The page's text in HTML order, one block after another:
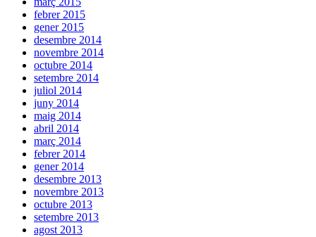
febrer 2015
gener 2015
desembre 2014
novembre 2014
octubre 2014
setembre 2014
juliol 2014
juny 2014
maig 2014
abril 2014
març 2014
febrer 2014
gener 2014
desembre 2013
novembre 2013
octubre 2013
setembre 2013
agost 2013